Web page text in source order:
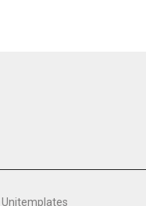
Unitemplates